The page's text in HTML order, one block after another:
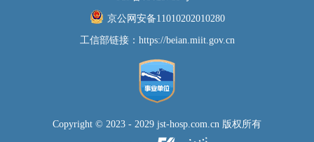
京公网安备11010202010280
工信部链接： https://beian.miit.gov.cn
Copyright © 2023 - 2029 jst-hosp.com.cn 版权所有